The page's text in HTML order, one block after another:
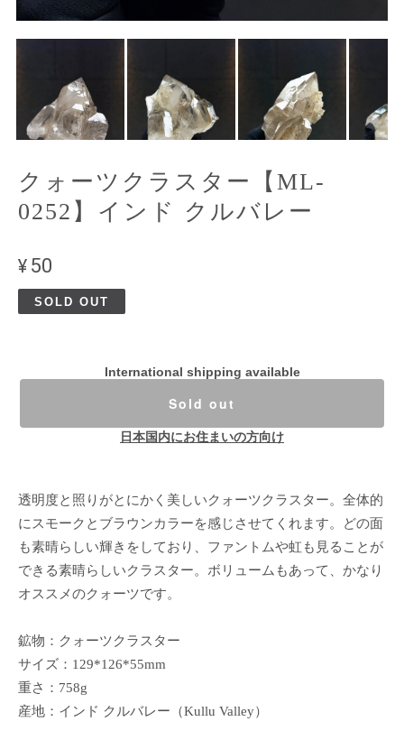
クォーツクラスター【ML-
0252】インド クルバレー
¥50
SOLD OUT
International shipping available
Sold out
日本国内にお住まいの方向け
透明度と照りがとにかく美しいクォーツクラスター。全体的
にスモークとブラウンカラーを感じさせてくれます。どの面
も素晴らしい輝きをしており、ファントムや虹も見ることが
できる素晴らしいクラスター。ボリュームもあって、かなり
オススメのクォーツです。
鉱物：クォーツクラスター
サイズ：129*126*55mm
重さ：758g
産地：インド クルバレー（Kullu Valley）